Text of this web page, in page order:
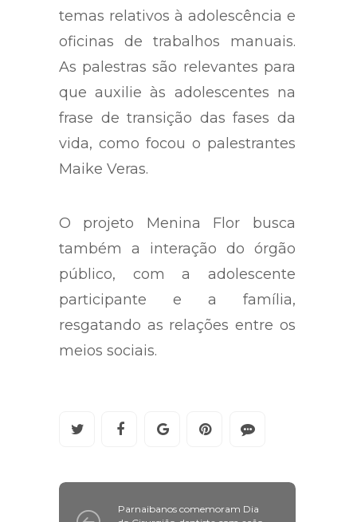
temas relativos à adolescência e
oficinas de trabalhos manuais.
As palestras são relevantes para
que auxilie às adolescentes na
frase de transição das fases da
vida, como focou o palestrantes
Maike Veras.
O projeto Menina Flor busca
também a interação do órgão
público, com a adolescente
participante e a família,
resgatando as relações entre os
meios sociais.
Parnaibanos comemoram Dia